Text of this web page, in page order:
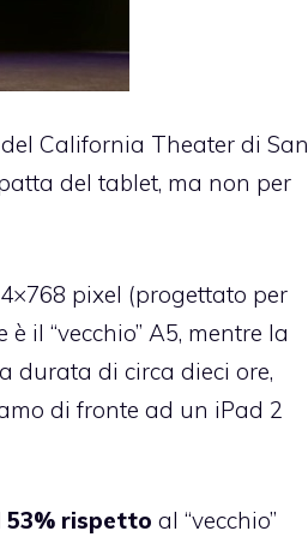
California Theater di San
del tablet, ma non per
pixel (progettato per
il “vecchio” A5, mentre la
durata di circa dieci ore,
di fronte ad un iPad 2
53% rispetto al “vecchio”